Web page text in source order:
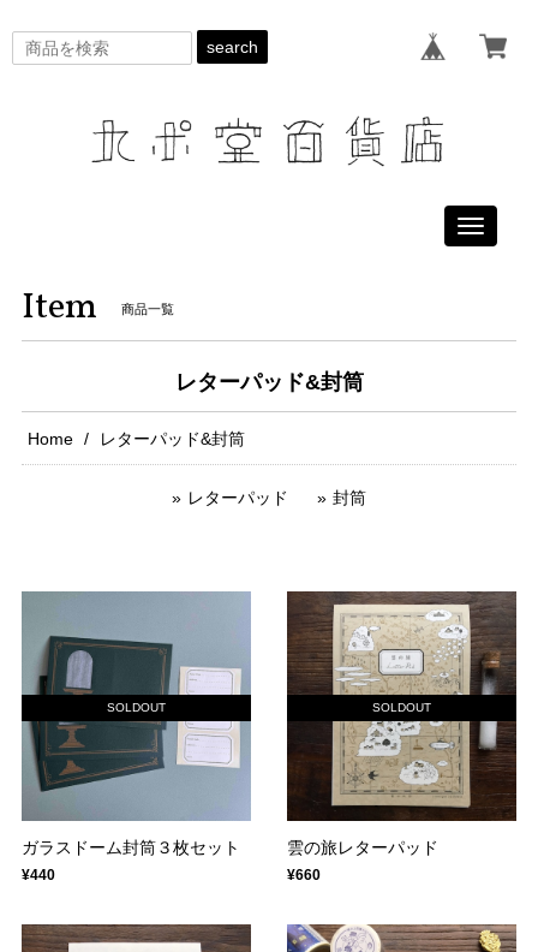
search
Toggle
Item 商品一覧
レターパッド&封筒
Home レターパッド&封筒
レターパッド 封筒
SOLDOUT
ガラスドーム封筒３枚セット
¥440
SOLDOUT
雲の旅レターパッド
¥660